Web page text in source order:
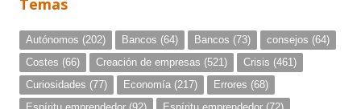
Autónomos (202) Bancos (64) Bancos (73) consejos (64)
Costes (66) Creación de empresas (521) Crisis (461)
Curiosidades (77) Economía (217) Errores (68)